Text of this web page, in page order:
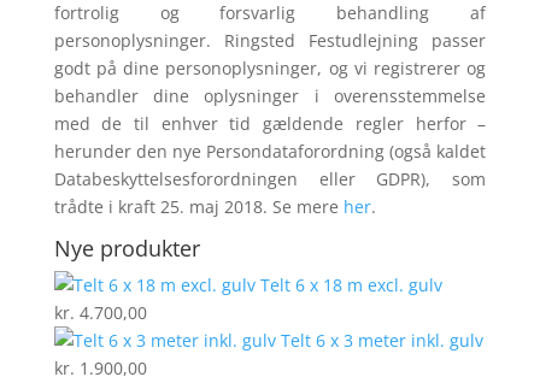
fortrolig og forsvarlig behandling af
personoplysninger. Ringsted Festudlejning passer
godt på dine personoplysninger, og vi registrerer og
behandler dine oplysninger i overensstemmelse
med de til enhver tid gældende regler herfor –
herunder den nye Persondataforordning (også kaldet
Databeskyttelsesforord­ningen eller GDPR), som
trådte i kraft 25. maj 2018. Se mere her.
Nye produkter
Telt 6 x 18 m excl. gulv
kr. 4.700,00
Telt 6 x 3 meter inkl. gulv
kr. 1.900,00